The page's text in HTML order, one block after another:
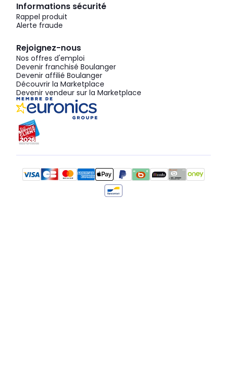
Informations sécurité
Rappel produit
Alerte fraude
Rejoignez-nous
Nos offres d'emploi
Devenir franchisé Boulanger
Devenir affilié Boulanger
Découvrir la Marketplace
Devenir vendeur sur la Marketplace